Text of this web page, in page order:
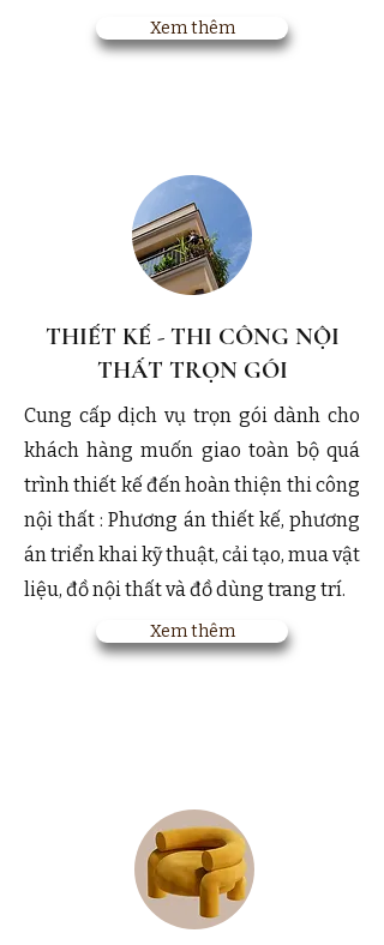
Xem thêm
THIẾT KẾ - THI CÔNG NỘI
THẤT TRỌN GÓI
Cung cấp dịch vụ trọn gói dành cho
khách hàng muốn giao toàn bộ quá
trình thiết kế đến hoàn thiện thi công
nội thất : Phương án thiết kế, phương
án triển khai kỹ thuật, cải tạo, mua vật
liệu, đồ nội thất và đồ dùng trang trí.
Xem thêm